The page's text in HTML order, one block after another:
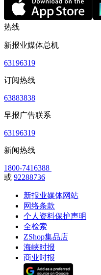
热线
新报业媒体总机
63196319
订阅热线
63883838
早报广告联系
63196319
新闻热线
1800-7416388
或 92288736
新报业媒体网站
网络条款
个人资料保护声明
全检索
ZShop集品店
海峡时报
商业时报